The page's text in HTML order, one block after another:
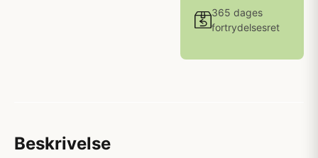
365 dages
fortrydelsesret
Beskrivelse